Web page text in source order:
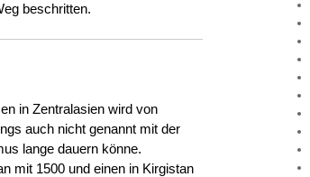
beschritten.
in Zentralasien wird von
auch nicht genannt mit der
lange dauern könne.
mit 1500 und einen in Kirgistan